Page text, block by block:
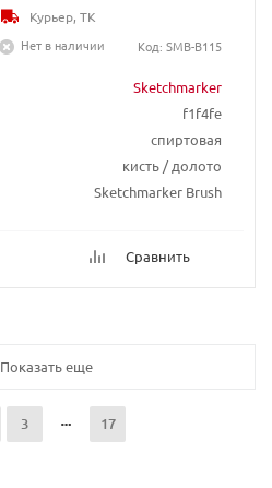
Sketchmarker
f1f4fe
спиртовая
кисть / долото
Sketchmarker Brush
Сравнить
Курьер, ТК
Нет в наличии
Код: SMB-B115
Показать еще
3 17